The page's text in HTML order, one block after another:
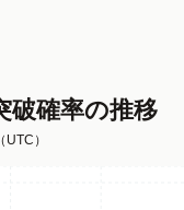
破確率の推移
（UTC）